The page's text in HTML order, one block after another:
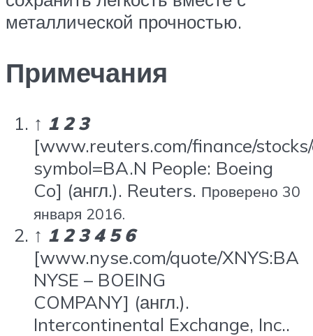
металлической прочностью.
Примечания
↑ 1 2 3
[www.reuters.com/finance/
symbol=BA.N People: Boeing
Co] (англ.). Reuters. Проверено 30
января 2016.
↑ 1 2 3 4 5 6
[www.nyse.com/quote/XNYS:BA
NYSE – BOEING
COMPANY] (англ.).
Intercontinental Exchange, Inc..